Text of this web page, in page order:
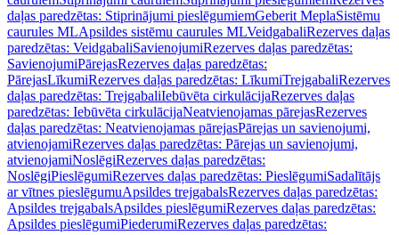
daļas paredzētas: Stiprinājumi pieslēgumiemGeberit MeplaSistēmu
caurules MLApsildes sistēmu caurules MLVeidgabaliRezerves daļas
paredzētas: VeidgabaliSavienojumiRezerves daļas paredzētas:
SavienojumiPārejasRezerves daļas paredzētas:
PārejasLīkumiRezerves daļas paredzētas: LīkumiTrejgabaliRezerves
daļas paredzētas: TrejgabaliIebūvēta cirkulācijaRezerves daļas
paredzētas: Iebūvēta cirkulācijaNeatvienojamas pārejasRezerves
daļas paredzētas: Neatvienojamas pārejasPārejas un savienojumi,
atvienojamiRezerves daļas paredzētas: Pārejas un savienojumi,
atvienojamiNoslēgiRezerves daļas paredzētas:
NoslēgiPieslēgumiRezerves daļas paredzētas: PieslēgumiSadalītājs
ar vītnes pieslēgumuApsildes trejgabalsRezerves daļas paredzētas:
Apsildes trejgabalsApsildes pieslēgumiRezerves daļas paredzētas:
Apsildes pieslēgumiPiederumiRezerves daļas paredzētas: